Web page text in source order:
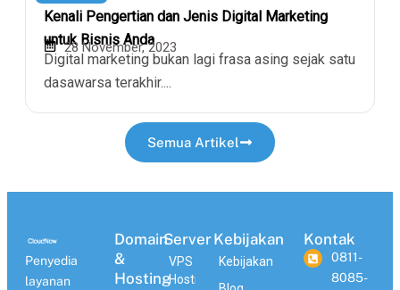
Kenali Pengertian dan Jenis Digital Marketing
untuk Bisnis Anda
28 November, 2023
Digital marketing bukan lagi frasa asing sejak satu
dasawarsa terakhir....
Semua Artikel
Penyedia
layanan
Domain
&
Hosting
Server
VPS
Hosting
Kebijakan
Kebijakan
Kontak
0811-
8085-